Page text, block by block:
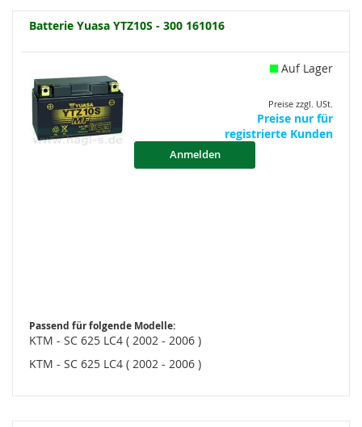
Batterie Yuasa YTZ10S - 300 161016
Auf Lager
Preise zzgl. USt.
Preise nur für
registrierte Kunden
Anmelden
Passend für folgende Modelle:
KTM - SC 625 LC4 ( 2002 - 2006 )
KTM - SC 625 LC4 ( 2002 - 2006 )